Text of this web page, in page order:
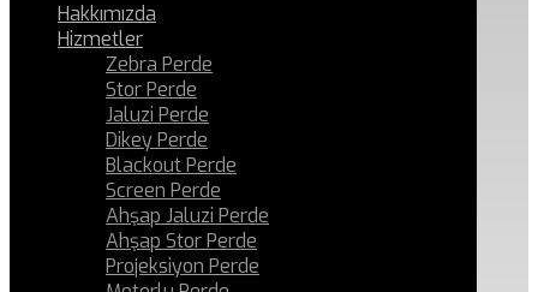
Hakkımızda
Hizmetler
Zebra Perde
Stor Perde
Jaluzi Perde
Dikey Perde
Blackout Perde
Screen Perde
Ahşap Jaluzi Perde
Ahşap Stor Perde
Projeksiyon Perde